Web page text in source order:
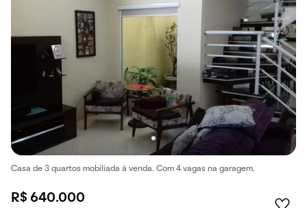
Casa de 3 quartos mobiliada à venda. Com 4 vagas na garagem.
R$ 640.000